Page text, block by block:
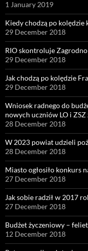
1 January 2019
Kiedy chodzą po kolędzie
29 December 2018
RIO skontroluje Zagrodno
29 December 2018
Jak chodzą po kolędzie
29 December 2018
Wniosek radnego do
nowych uczniów LO i
28 December 2018
W 2023 powiat udzieli
28 December 2018
Miasto ogłosiło konkurs
27 December 2018
Jak sobie radził w 2017
27 December 2018
Budżet życzeniowy –
12 December 2018